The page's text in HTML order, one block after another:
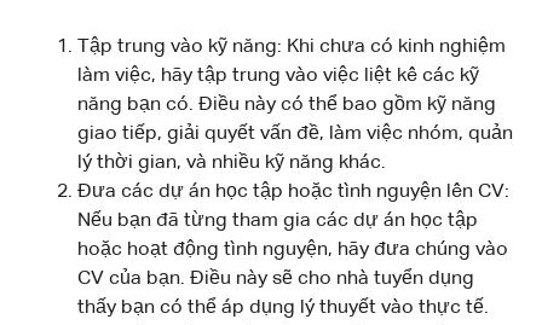
Tập trung vào kỹ năng: Khi chưa có kinh nghiệm
làm việc, hãy tập trung vào việc liệt kê các kỹ
năng bạn có. Điều này có thể bao gồm kỹ năng
giao tiếp, giải quyết vấn đề, làm việc nhóm, quản
lý thời gian, và nhiều kỹ năng khác.
Đưa các dự án học tập hoặc tình nguyện lên CV:
Nếu bạn đã từng tham gia các dự án học tập
hoặc hoạt động tình nguyện, hãy đưa chúng vào
CV của bạn. Điều này sẽ cho nhà tuyển dụng
thấy bạn có thể áp dụng lý thuyết vào thực tế.